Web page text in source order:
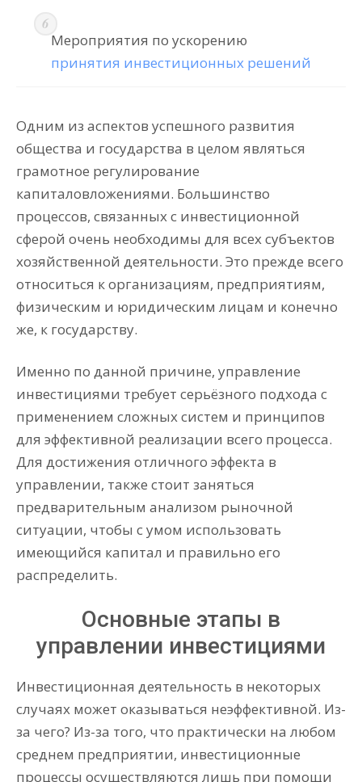
Мероприятия по ускорению
принятия инвестиционных решений
Одним из аспектов успешного развития
общества и государства в целом являться
грамотное регулирование
капиталовложениями. Большинство
процессов, связанных с инвестиционной
сферой очень необходимы для всех субъектов
хозяйственной деятельности. Это прежде всего
относиться к организациям, предприятиям,
физическим и юридическим лицам и конечно
же, к государству.
Именно по данной причине, управление
инвестициями требует серьёзного подхода с
применением сложных систем и принципов
для эффективной реализации всего процесса.
Для достижения отличного эффекта в
управлении, также стоит заняться
предварительным анализом рыночной
ситуации, чтобы с умом использовать
имеющийся капитал и правильно его
распределить.
Основные этапы в
управлении инвестициями
Инвестиционная деятельность в некоторых
случаях может оказываться неэффективной. Из-
за чего? Из-за того, что практически на любом
среднем предприятии, инвестиционные
процессы осуществляются лишь при помощи